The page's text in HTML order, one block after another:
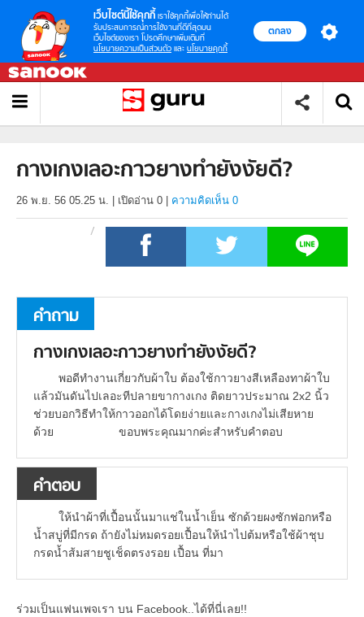
เว็บไซต์นี้ใช้คุกกี้ เราใช้คุกกี้เพื่อให้ท่านได้
รับประสบการณ์การใช้งานที่ดีที่สุดบน
เว็บไซต์ของเรา โปรดศึกษาเพิ่มเติมที่
นโยบายความเป็นส่วนตัว และ นโยบายคุกกี้
ตกลง
กางเกงเลอะกาวยางทำยังงัยดี?
26 พ.ย. 56 05.25 น. เปิดอ่าน 0 ความคิดเห็น 0
คำถาม
กางเกงเลอะกาวยางทำยังงัยดี?
พอดีทำงานเกี่ยวกับผ้าใบ ต้องใช้กาวยางสีเหลืองทาผ้าใบ
แล้วมันดันไปเลอะทีปลายขากางเกง ติดยาวประมาณ 2x2 นิ้ว
ช่วยบอกวิธีทำให้กาวออกได้โดยง่ายและกางเกงไม่เสียหาย
ด้วย ขอบพระคุณมากค่ะสำหรับคำตอบ
คำตอบ
ให้นำผ้าที่เปื้อนนั้นมาแช่ในน้ำเย็น ซักด้วยผงซักฟอกหรือ
น้ำสบู่ที่มีกรด ถ้ายังไม่หมดรอยเปื้อนให้นำไปต้มหรือใช้ผ้าชุบ
กรดน้ำส้มสายชูเช็ดตรงรอย เปื้อน ที่มา
ร่วมเป็นแฟนเพจเรา บน Facebook..ได้ที่นี่เลย!!